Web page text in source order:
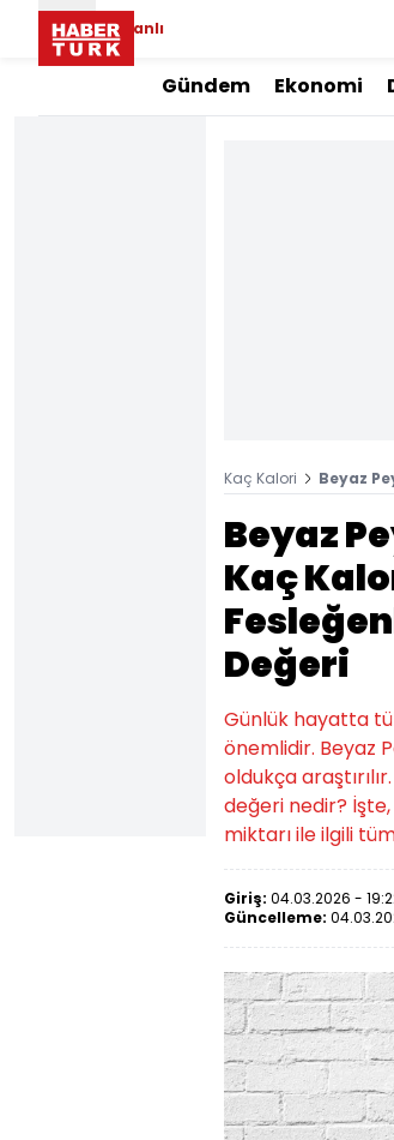
Canlı
Gündem Ekonomi
Kaç Kalori Beyaz
Beyaz
Kaç
Değeri
Günlük hayatta
önemlidir. Beyaz
oldukça
değeri nedir?
miktarı ile ilgili
Giriş: 04.03.2026 -
Güncelleme: